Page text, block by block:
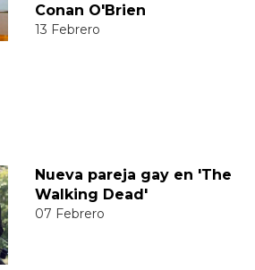
Conan O'Brien
13 Febrero
Nueva pareja gay en 'The
Walking Dead'
07 Febrero